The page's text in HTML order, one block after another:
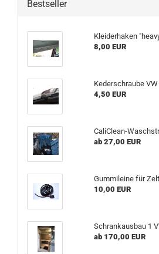
Bestseller
Kleiderhaken
8,00 EUR
Kederschraube VW
4,50 EUR
CaliClean-
ab 27,00 EUR
Gummileine für
10,00 EUR
Schrankausbau 1
ab 170,00 EUR